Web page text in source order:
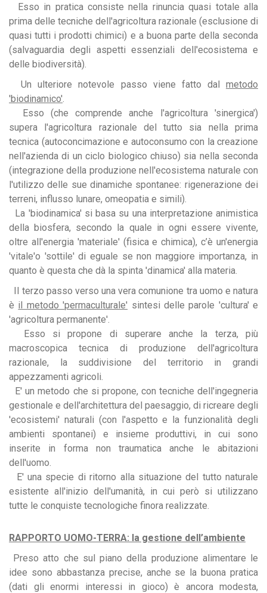
Esso in pratica consiste nella rinuncia quasi totale alla
prima delle tecniche dell'agricoltura razionale (esclusione di
quasi tutti i prodotti chimici) e a buona parte della seconda
(salvaguardia degli aspetti essenziali dell'ecosistema e
delle biodiversità).
Un ulteriore notevole passo viene fatto dal metodo
'biodinamico'
Esso (che comprende anche l'agricoltura 'sinergica')
supera l'agricoltura razionale del tutto sia nella prima
tecnica (autoconcimazione e autoconsumo con la creazione
nell'azienda di un ciclo biologico chiuso) sia nella seconda
(integrazione della produzione nell'ecosistema naturale con
l'utilizzo delle sue dinamiche spontanee: rigenerazione dei
terreni, influsso lunare, omeopatia e simili).
La 'biodinamica' si basa su una interpretazione animistica
della biosfera, secondo la quale in ogni essere vivente,
oltre all'energia 'materiale' (fisica e chimica), c’è un'energia
'vitale'o 'sottile' di eguale se non maggiore importanza, in
quanto è questa che dà la spinta 'dinamica' alla materia.
Il terzo passo verso una vera comunione tra uomo e natura
è il metodo 'permaculturale' sintesi delle parole 'cultura' e
'agricoltura permanente'.
Esso si propone di superare anche la terza, più
macroscopica tecnica di produzione dell'agricoltura
razionale, la suddivisione del territorio in grandi
appezzamenti agricoli.
E' un metodo che si propone, con tecniche dell'ingegneria
gestionale e dell'architettura del paesaggio, di ricreare degli
'ecosistemi' naturali (con l'aspetto e la funzionalità degli
ambienti spontanei) e insieme produttivi, in cui sono
inserite in forma non traumatica anche le abitazioni
dell'uomo.
E' una specie di ritorno alla situazione del tutto naturale
esistente all'inizio dell'umanità, in cui però si utilizzano
tutte le conquiste tecnologiche finora realizzate.
RAPPORTO UOMO-TERRA: la gestione dell’ambiente
Preso atto che sul piano della produzione alimentare le
idee sono abbastanza precise, anche se la buona pratica
(dati gli enormi interessi in gioco) è ancora modesta,